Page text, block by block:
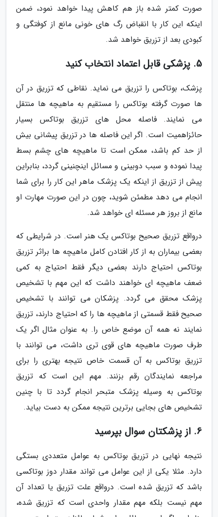
صورت کمتر شده باز هم کاهش پیدا خواهد نمود، ضمن
اینکه این کار با انقباض رگ های خونی مانع از کوفتگی و
کبودی بعد از تزریق خواهد شد.
5. پزشکی قابل اعتماد انتخاب کنید
پزشک، بوتاکس را تزریق می نماید. نقاطی که تزریق در آن
ها صورت گرفته بوتاکس را مستقیم به ماهیچه ها منتقل
می نمایند. فاصله محل های تزریق بوتاکس بسیار
حائزاهمیت است. اگر این فاصله ها در تزریق پیشانی بیش
از حد کم باشد، ممکن است تا ماهیچه های چشم بسط
پیدا نموده و سبب دوبینی و مسائل اینچنینی گردد، بنابراین
پیش از تزریق از اینکه یک پزشک ماهر این کار را برای شما
انجام می دهد مطمئن شوید، چون در این صورت مهارت او
مانع از بروز هر مسئله ای خواهد شد.
درواقع تزریق صحیح بوتاکس یک هنر است. در شرایطی که
بعضی بیماران به از کار افتادن کامل ماهیچه ها براثر تزریق
بوتاکس احتیاج دارند بعضی دیگر فقط احتیاج به کمی
ضعف ماهیچه ای خواهند داشت که این مهم با تشخیص
پزشک محقق می گردد. پزشکان می توانند با تشخیص
صحیح فقط قسمتی از ماهیچه ها را که احتیاج دارند، تزریق
نمایند نه همه آن موضع خاص را. به عنوان مثال اگر یک
طرف صورت ماهیچه های قوی تری داشت، می توانند با
تزریق بوتاکس به آن قسمت خاص نتیجه بهتری را برای
مراجعه نمایندگان رقم بزنند. مهم این است که تزریق
بوتاکس به وسیله پزشک متبحر انجام گردد تا با چنین
تشخیص های بجایی برترین نتیجه ممکن به دست بیاید.
6. از پزشکتان سوال بپرسید
نتیجه نهایی در تزریق بوتاکس به عوامل متعددی بستگی
دارد. مثلا یکی از این عوامل می تواند مقدار دوز بوتاکسی
باشد که تزریق شده است. درواقع علت تزریق یا تعداد آن
مهم نیست بلکه مهم مقدار واحدی است که تزریق شده،